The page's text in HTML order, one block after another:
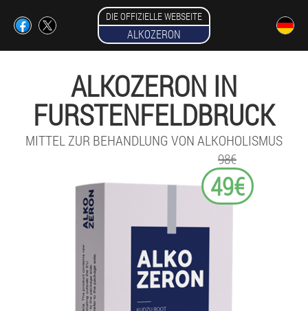
DIE OFFIZIELLE WEBSEITE
ALKOZERON
ALKOZERON IN
FURSTENFELDBRUCK
MITTEL ZUR BEHANDLUNG VON ALKOHOLISMUS
98€
49€